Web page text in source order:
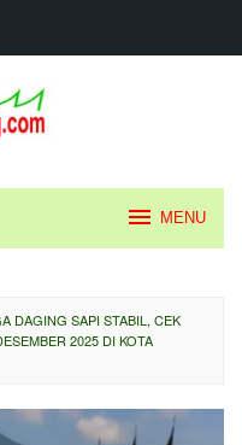
MENU
DAGING SAPI STABIL, CEK
2025 DI KOTA